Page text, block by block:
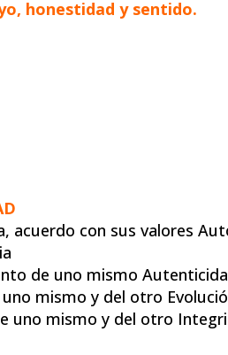
honestidad y sentido.
acuerdo con sus valores
de uno mismo
mismo y del otro
uno mismo y del otro